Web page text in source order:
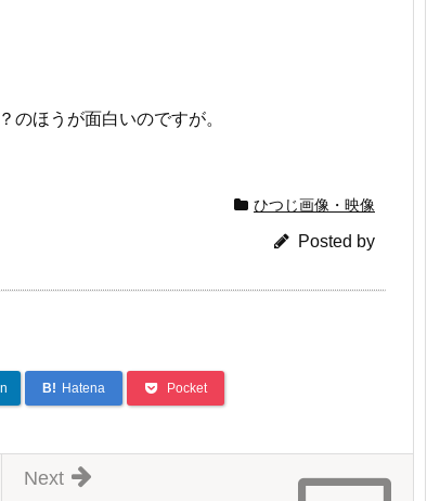
のほうが面白いのですが。
ひつじ画像・映像
Posted by
B! Hatena Pocket
Next